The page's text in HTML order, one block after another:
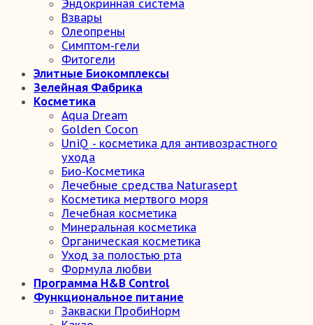
Эндокринная система
Взвары
Олеопрены
Симптом-гели
Фитогели
Элитные Биокомплексы
Зелейная Фабрика
Косметика
Aqua Dream
Golden Cocon
UniQ - косметика для антивозрастного
ухода
Био-Косметика
Лечебные средства Naturasept
Косметика мертвого моря
Лечебная косметика
Минеральная косметика
Органическая косметика
Уход за полостью рта
Формула любви
Программа H&B Control
Функциональное питание
Закваски ПробиНорм